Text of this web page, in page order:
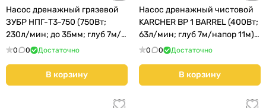
Насос дренажный грязевой
ЗУБР НПГ-Т3-750 (750Вт;
230л/мин; до 35мм; глуб 7м/
напор 8м) КМС01
0 0 Достаточно
В корзину
Насос дренажный чистовой
KARCHER BP 1 BARREL (400Вт;
63л/мин; глуб 7м/напор 11м)
(1.645-460.0)
0 0 Достаточно
В корзину